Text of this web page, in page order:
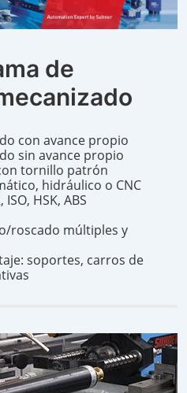
de
con avance propio
sin avance propio
tornillo patrón
hidráulico o CNC
HSK, ABS
roscado múltiples y
soportes, carros de